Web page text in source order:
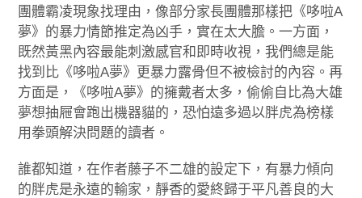
團體霸凌現象找理由，像部分家長團體那樣把《哆啦A
夢》的暴力情節推定為凶手，實在太大膽。一方面，
既然黃黑內容最能刺激感官和即時收視，我們總是能
找到比《哆啦A夢》更暴力露骨但不被檢討的內容。再
方面是，《哆啦A夢》的擁戴者太多，偷偷自比為大雄
夢想抽屜會跑出機器貓的，恐怕遠多過以胖虎為榜樣
用拳頭解決問題的讀者。
誰都知道，在作者藤子不二雄的設定下，有暴力傾向
的胖虎是永遠的輸家，靜香的愛終歸于平凡善良的大